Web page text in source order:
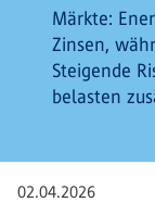
Märkte:
Zinsen,
Steigende
belasten
02.04.2026